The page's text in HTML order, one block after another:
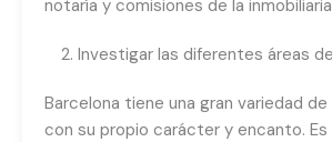
notaría y comisiones de la
Investigar las diferentes áreas
Barcelona tiene una gran variedad de
con su propio carácter y encanto.